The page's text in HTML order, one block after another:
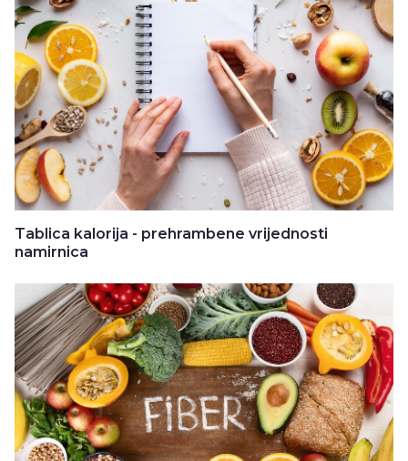
Tablica kalorija - prehrambene vrijednosti
namirnica